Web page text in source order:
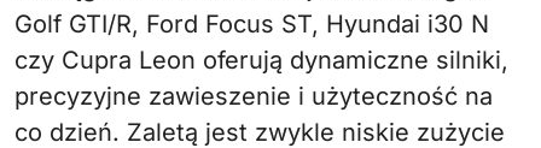
Golf GTI/R, Ford Focus ST, Hyundai i30 N
czy Cupra Leon oferują dynamiczne silniki,
precyzyjne zawieszenie i użyteczność na
co dzień. Zaletą jest zwykle niskie zużycie